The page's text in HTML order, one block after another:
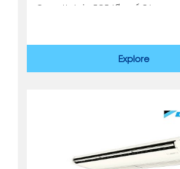
Cassette) รุ่น FCF (มีเบอร์ 5 )
Explore